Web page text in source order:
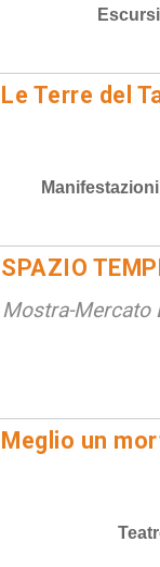
Le Terre del
Manifestazioni
SPAZIO
Mostra-Mercato
Meglio un